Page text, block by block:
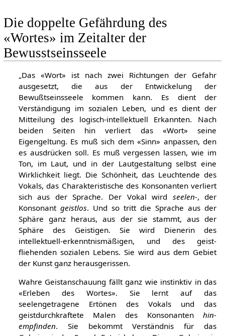
Die doppelte Gefährdung des
«Wortes» im Zeitalter der
Bewusstseinsseele
„Das «Wort» ist nach zwei Richtungen der Gefahr
ausgesetzt, die aus der Entwickelung der
Bewußtseinsseele kommen kann. Es dient der
Verständigung im sozialen Leben, und es dient der
Mitteilung des logisch-intellektuell Erkannten. Nach
beiden Seiten hin verliert das «Wort» seine
Eigengeltung. Es muß sich dem «Sinn» anpassen, den
es ausdrücken soll. Es muß vergessen lassen, wie im
Ton, im Laut, und in der Lautgestaltung selbst eine
Wirklichkeit liegt. Die Schönheit, das Leuchtende des
Vokals, das Charakteristische des Konsonanten verliert
sich aus der Sprache. Der Vokal wirdseelen-, der
Konsonantgeistlos. Und so tritt die Sprache aus der
Sphäre ganz heraus, aus der sie stammt, aus der
Sphäre des Geistigen. Sie wird Dienerin des
intellektuell-erkenntnismäßigen, und des geist-
fliehenden sozialen Lebens. Sie wird aus dem Gebiet
Wahre Geistanschauung fällt ganz wie instinktiv in das
«Erleben des Wortes». Sie lernt auf das
seelengetragene Ertönen des Vokals und das
geistdurchkraftete Malen des Konsonanten hin-